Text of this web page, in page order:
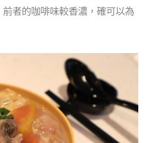
者的咖啡味較香濃，確可以為